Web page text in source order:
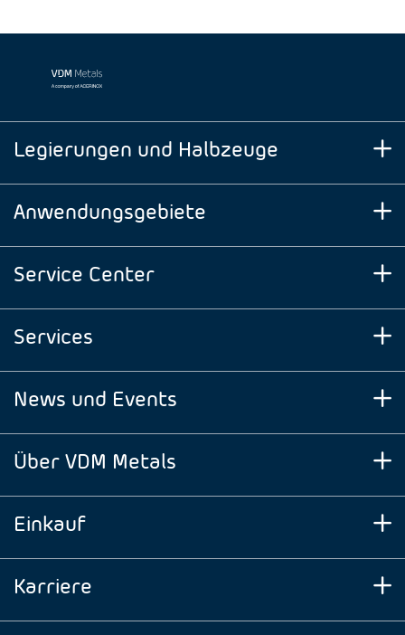
Legierungen und Halbzeuge
Anwendungsgebiete
Service Center
Services
News und Events
Über VDM Metals
Einkauf
Karriere